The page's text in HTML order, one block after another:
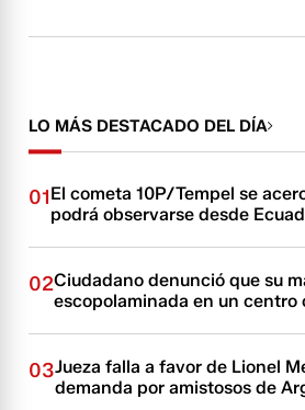
LO MÁS DESTACADO DEL DÍA
01El cometa 10P/Tempel se
podrá observarse desde
02Ciudadano denunció que su
escopolaminada en un centro
03Jueza falla a favor de Lionel
demanda por amistosos de